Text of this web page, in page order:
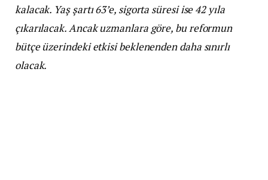
kalacak. Yaş şartı 63’e, sigorta süresi ise 42 yıla
çıkarılacak. Ancak uzmanlara göre, bu reformun
bütçe üzerindeki etkisi beklenenden daha sınırlı
olacak.